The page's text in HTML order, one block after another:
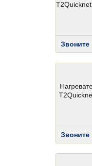
Звоните
Звоните